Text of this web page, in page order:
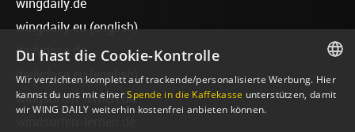
wingdaily.de
wingdaily.eu(english)
dailydose.de
dailydose.eu (english)
wingsurfen-lernen.de
GERMAN
Du hast die Cookie-Kontrolle
Wir verzichten komplett auf trackende/personalisierte Werbung. Hier
kannst du uns mit einerSpende in die Kaffekasse unterstützen, damit
wir WING DAILY weiterhin kostenfrei anbieten können.